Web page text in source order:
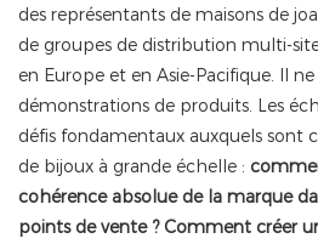
des représentants de maisons de
de groupes de distribution multi-
en Europe et en Asie-Pacifique. Il
démonstrations de produits. Les
défis fondamentaux auxquels sont
de bijoux à grande échelle :
cohérence absolue de la marque
points de vente ? Comment créer